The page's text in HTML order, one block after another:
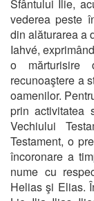
Sfântului Ilie,
vederea peste
din alăturarea a
Iahvé,
o mărturisire
recunoaştere a
oamenilor.
prin activitatea
Vechiului
Testament, o
încoronare a
nume cu
Helias şi Elias.